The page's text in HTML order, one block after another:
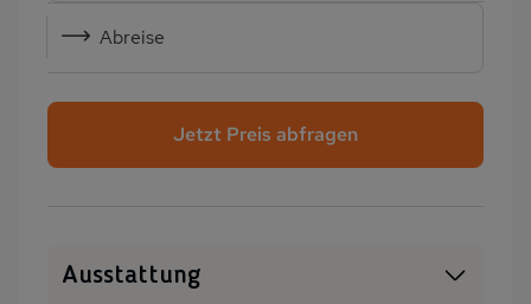
Abreise
Jetzt Preis abfragen
Ausstattung